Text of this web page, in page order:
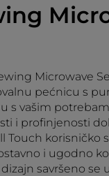
Microwave
pećnicu s
s vašim
i profinjenosti
Touch korisničko
i ugodno
savršeno se